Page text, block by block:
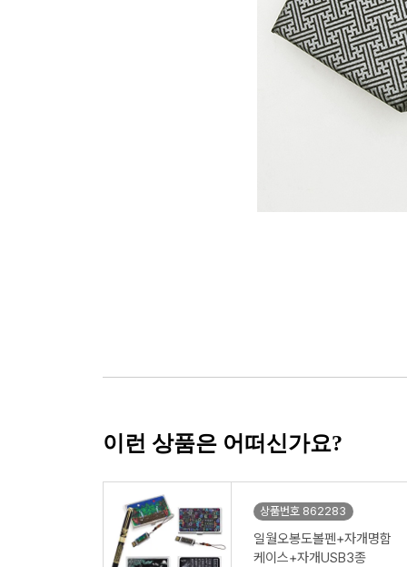
이런 상품은 어떠신가요?
상품번호 862283
일월오봉도볼펜+자개명함
케이스+자개USB3종